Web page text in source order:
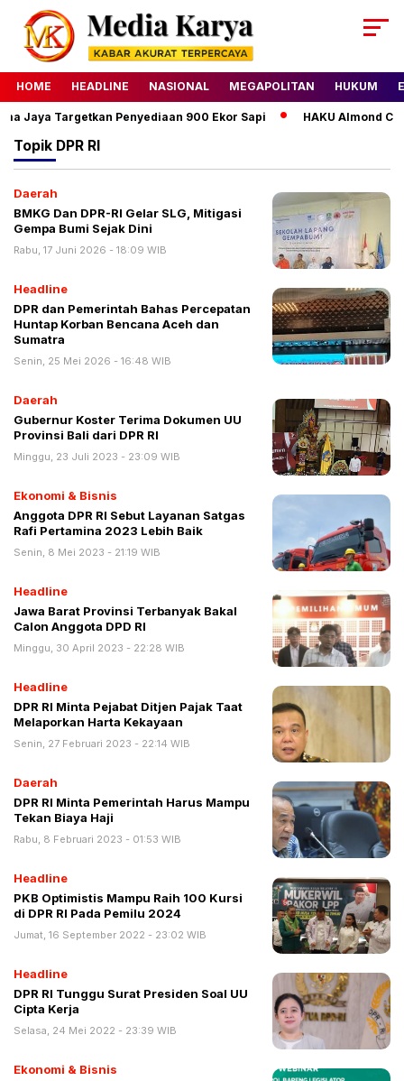
HOME HEADLINE NASIONAL MEGAPOLITAN HUKUM
Jaya Targetkan Penyediaan 900 Ekor Sapi HAKU Almond
Topik DPR RI
Daerah
BMKG Dan DPR-RI Gelar SLG, Mitigasi
Gempa Bumi Sejak Dini
Rabu, 17 Juni 2026 - 18:09 WIB
Headline
DPR dan Pemerintah Bahas Percepatan
Huntap Korban Bencana Aceh dan
Sumatra
Senin, 25 Mei 2026 - 16:48 WIB
Daerah
Gubernur Koster Terima Dokumen UU
Provinsi Bali dari DPR RI
Minggu, 23 Juli 2023 - 23:09 WIB
Ekonomi & Bisnis
Anggota DPR RI Sebut Layanan Satgas
Rafi Pertamina 2023 Lebih Baik
Senin, 8 Mei 2023 - 21:19 WIB
Headline
Jawa Barat Provinsi Terbanyak Bakal
Calon Anggota DPD RI
Minggu, 30 April 2023 - 22:28 WIB
Headline
DPR RI Minta Pejabat Ditjen Pajak Taat
Melaporkan Harta Kekayaan
Senin, 27 Februari 2023 - 22:14 WIB
Daerah
DPR RI Minta Pemerintah Harus Mampu
Tekan Biaya Haji
Rabu, 8 Februari 2023 - 01:53 WIB
Headline
PKB Optimistis Mampu Raih 100 Kursi
di DPR RI Pada Pemilu 2024
Jumat, 16 September 2022 - 23:02 WIB
Headline
DPR RI Tunggu Surat Presiden Soal UU
Cipta Kerja
Selasa, 24 Mei 2022 - 23:39 WIB
Ekonomi & Bisnis